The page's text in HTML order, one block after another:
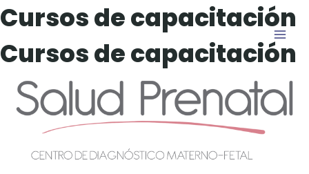
Saltar
al
contenido
Cursos de capacitación
Cursos de capacitación